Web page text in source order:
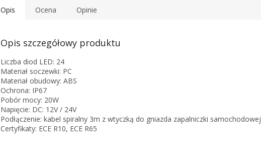
Opis Ocena Opinie
Opis szczegółowy produktu
Liczba diod LED: 24
Materiał soczewki: PC
Materiał obudowy: ABS
Ochrona: IP67
Pobór mocy: 20W
Napięcie: DC: 12V / 24V
Podłączenie: kabel spiralny 3m z wtyczką do gniazda zapalniczki samochodowej
Certyfikaty: ECE R10, ECE R65